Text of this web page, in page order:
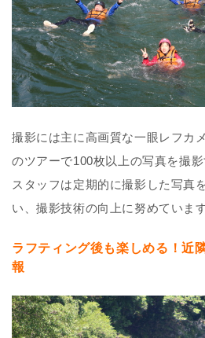
撮影には主に高画質な一眼レフカ
のツアーで100枚以上の写真を撮影
スタッフは定期的に撮影した写真
い、撮影技術の向上に努めています
ラフティング後も楽しめる！近
報